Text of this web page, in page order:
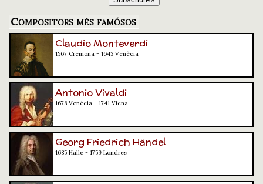
Compositors més famósos
Claudio Monteverdi
1567 Cremona - 1643 Venècia
Antonio Vivaldi
1678 Venècia - 1741 Viena
Georg Friedrich Händel
1685 Halle - 1759 Londres